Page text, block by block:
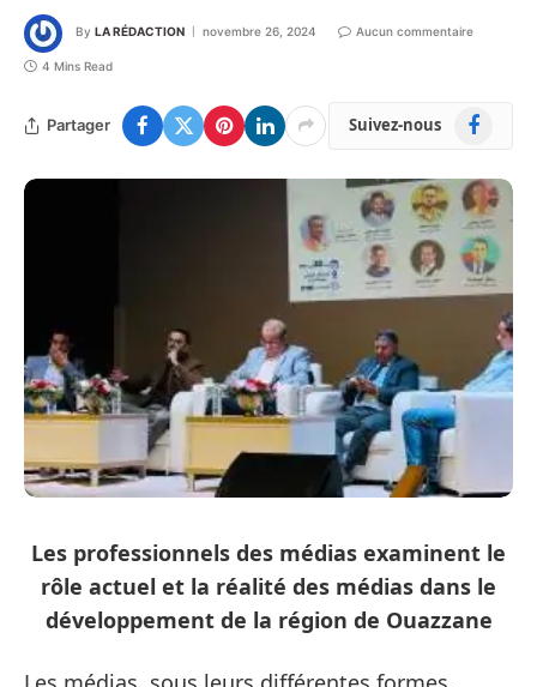
By LA RÉDACTION novembre 26, 2024 Aucun commentaire
4 Mins Read
Partager Suivez-nous Facebook
Les professionnels des médias examinent le
rôle actuel et la réalité des médias dans le
développement de la région de Ouazzane